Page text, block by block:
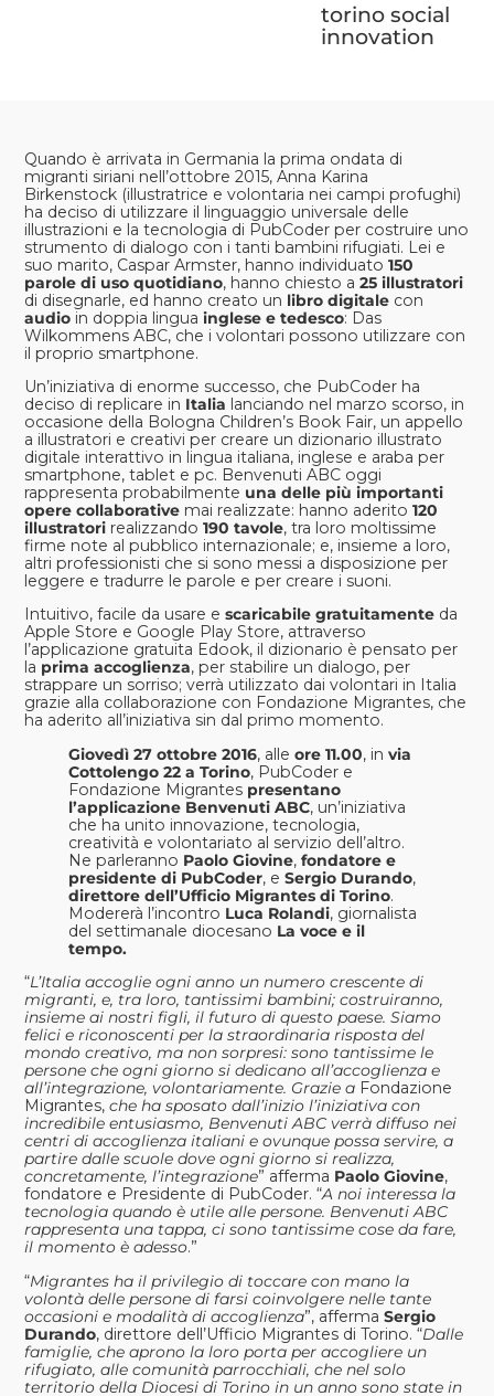
torino social
innovation
Quando è arrivata in Germania la prima ondata di
migranti siriani nell’ottobre 2015,Anna Karina
Birkenstock (illustratrice e volontaria nei campi profughi)
ha deciso di utilizzare il linguaggio universale delle
illustrazioni e la tecnologia di PubCoder per costruire uno
strumento di dialogo con i tanti bambini rifugiati. Lei e
suo marito, Caspar Armster, hanno individuato 150
parole di uso quotidiano, hanno chiesto a25 illustratori
di disegnarle, ed hanno creato un libro digitale con
audio in doppia lingua inglese e tedesco: Das
Wilkommens ABC, che i volontari possono utilizzare con
il proprio smartphone.
Un’iniziativa di enorme successo, che PubCoder ha
deciso di replicare in Italia lanciando nel marzo scorso, in
occasione della Bologna Children’s Book Fair, un appello
a illustratori e creativi per creare un dizionario illustrato
digitale interattivo in lingua italiana, inglese e araba per
smartphone, tablet e pc. Benvenuti ABC oggi
rappresenta probabilmente una delle più importanti
opere collaborative mai realizzate: hanno aderito120
illustratori realizzando190 tavole, tra loro moltissime
firme note al pubblico internazionale; e, insieme a loro,
altri professionisti che si sono messi a disposizione per
leggere e tradurre le parole e per creare i suoni.
Intuitivo, facile da usare e scaricabile gratuitamente da
Apple Store e Google Play Store, attraverso
l’applicazione gratuita Edook, il dizionario è pensato per
la prima accoglienza, per stabilire un dialogo, per
strappare un sorriso; verrà utilizzato dai volontari in Italia
grazie alla collaborazione con Fondazione Migrantes, che
ha aderito all’iniziativa sin dal primo momento.
Giovedì 27 ottobre 2016, alleore 11.00, invia
Cottolengo 22 a Torino, PubCoder e
Fondazione Migrantes presentano
l’applicazione Benvenuti ABC, un’iniziativa
che ha unito innovazione, tecnologia,
creatività e volontariato al servizio dell’altro.
Ne parleranno Paolo Giovine,fondatore e
presidente di PubCoder, eSergio Durando,
direttore dell’Ufficio Migrantes di Torino.
Modererà l’incontro Luca Rolandi, giornalista
del settimanale diocesano La voce e il
tempo.
“L’Italia accoglie ogni anno un numero crescente di
migranti, e, tra loro, tantissimi bambini; costruiranno,
insieme ai nostri figli, il futuro di questo paese. Siamo
felici e riconoscenti per la straordinaria risposta del
mondo creativo, ma non sorpresi: sono tantissime le
persone che ogni giorno si dedicano all’accoglienza e
all’integrazione, volontariamente. Grazie a Fondazione
Migrantes, che ha sposato dall’inizio l’iniziativa con
incredibile entusiasmo, Benvenuti ABC verrà diffuso nei
centri di accoglienza italiani e ovunque possa servire, a
partire dalle scuole dove ogni giorno si realizza,
concretamente, l’integrazione” afferma Paolo Giovine,
fondatore e Presidente di PubCoder. “A noi interessa la
tecnologia quando è utile alle persone. Benvenuti ABC
rappresenta una tappa, ci sono tantissime cose da fare,
il momento è adesso.”
“Migrantes ha il privilegio di toccare con mano la
volontà delle persone di farsi coinvolgere nelle tante
occasioni e modalità di accoglienza”, affermaSergio
Durando, direttore dell’Ufficio Migrantes di Torino. “Dalle
famiglie, che aprono la loro porta per accogliere un
rifugiato, alle comunità parrocchiali, che nel solo
territorio della Diocesi di Torino in un anno sono state in